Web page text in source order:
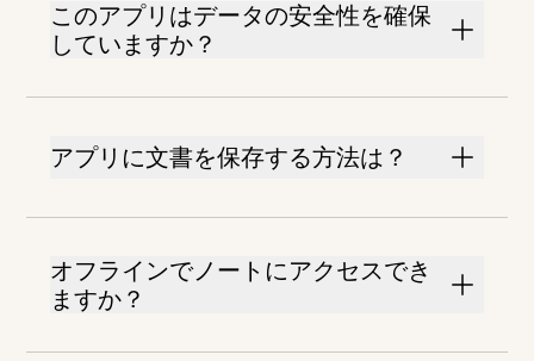
このアプリはデータの安全性を確保
していますか？
アプリに文書を保存する方法は？
オフラインでノートにアクセスでき
ますか？